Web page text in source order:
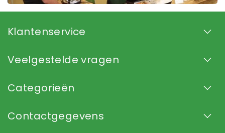
Klantenservice
Veelgestelde vragen
Categorieën
Contactgegevens